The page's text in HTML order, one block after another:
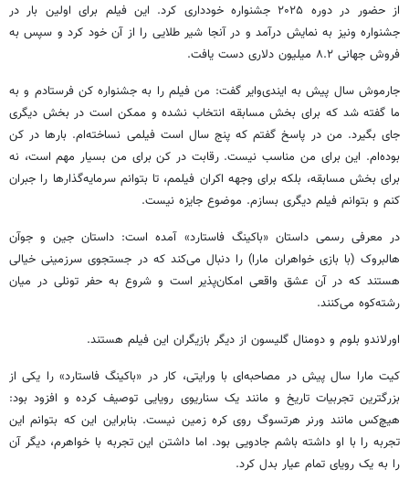
از حضور در دوره ۲۰۲۵ جشنواره خودداری کرد. این فیلم برای اولین بار در
جشنواره ونیز به نمایش درآمد و در آنجا شیر طلایی را از آن خود کرد و سپس به
فروش جهانی ۸.۲ میلیون دلاری دست یافت.
جارموش سال پیش به ایندی‌وایر گفت: من فیلم را به جشنواره کن فرستادم و به
ما گفته شد که برای بخش مسابقه انتخاب نشده و ممکن است در بخش دیگری
جای بگیرد. من در پاسخ گفتم که پنج سال است فیلمی نساخته‌ام. بارها در کن
بوده‌ام. این برای من مناسب نیست. رقابت در کن برای من بسیار مهم است، نه
برای بخش مسابقه، بلکه برای وجهه اکران فیلمم، تا بتوانم سرمایه‌گذارها را جبران
کنم و بتوانم فیلم دیگری بسازم. موضوع جایزه نیست.
در معرفی رسمی داستان «باکینگ فاستارد» آمده است: داستان جین و جوآن
هالبروک (با بازی خواهران مارا) را دنبال می‌کند که در جستجوی سرزمینی خیالی
هستند که در آن عشق واقعی امکان‌پذیر است و شروع به حفر تونلی در میان
رشته‌کوه می‌کنند.
اورلاندو بلوم و دومنال گلیسون از دیگر بازیگران این فیلم هستند.
کیت مارا سال پیش در مصاحبه‌ای با ورایتی، کار در «باکینگ فاستارد» را یکی از
بزرگترین تجربیات تاریخ و مانند یک سناریوی رویایی توصیف کرده و افزود بود:
هیچ‌کس مانند ورنر هرتسوگ روی کره زمین نیست. بنابراین این که بتوانم این
تجربه را با او داشته باشم جادویی بود. اما داشتن این تجربه با خواهرم، دیگر آن
را به یک رویای تمام عیار بدل کرد.